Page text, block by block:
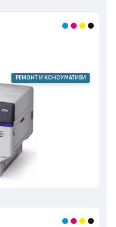
РЕМОНТ И КОНСУМАТИВИ